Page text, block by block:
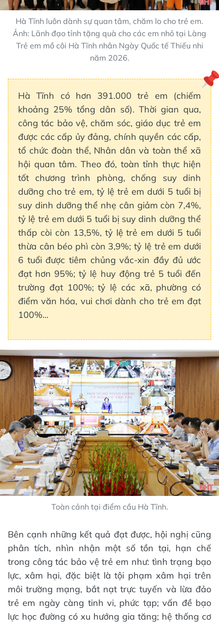
Hà Tĩnh luôn dành sự quan tâm, chăm lo cho trẻ em.
Ảnh: Lãnh đạo tỉnh tặng quà cho các em nhỏ tại Làng
Trẻ em mồ côi Hà Tĩnh nhân Ngày Quốc tế Thiếu nhi
năm 2026.
Hà Tĩnh có hơn 391.000 trẻ em (chiếm
khoảng 25% tổng dân số). Thời gian qua,
công tác bảo vệ, chăm sóc, giáo dục trẻ em
được các cấp ủy đảng, chính quyền các cấp,
tổ chức đoàn thể, Nhân dân và toàn thể xã
hội quan tâm. Theo đó, toàn tỉnh thực hiện
tốt chương trình phòng, chống suy dinh
dưỡng cho trẻ em, tỷ lệ trẻ em dưới 5 tuổi bị
suy dinh dưỡng thể nhẹ cân giảm còn 7,4%,
tỷ lệ trẻ em dưới 5 tuổi bị suy dinh dưỡng thể
thấp còi còn 13,5%, tỷ lệ trẻ em dưới 5 tuổi
thừa cân béo phì còn 3,9%; tỷ lệ trẻ em dưới
6 tuổi được tiêm chủng vắc-xin đầy đủ ước
đạt hơn 95%; tỷ lệ huy động trẻ 5 tuổi đến
trường đạt 100%; tỷ lệ các xã, phường có
điểm văn hóa, vui chơi dành cho trẻ em đạt
100%...
Toàn cảnh tại điểm cầu Hà Tĩnh.
Bên cạnh những kết quả đạt được, hội nghị cũng
phân tích, nhìn nhận một số tồn tại, hạn chế
trong công tác bảo vệ trẻ em như: tình trạng bạo
lực, xâm hại, đặc biệt là tội phạm xâm hại trên
môi trường mạng, bắt nạt trực tuyến và lừa đảo
trẻ em ngày càng tinh vi, phức tạp; vấn đề bạo
lực học đường có xu hướng gia tăng; hệ thống cơ